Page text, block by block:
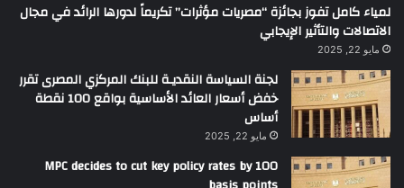
لمياء كامل تفوز بجائزة “مصريات مؤثرات” تكريماً لدورها الرائد في مجال
الاتصالات والتأثير الإيجابي
مايو 22, 2025
لجنة السياسة النقديـة للبنك المركزي المصرى تقرر
خفض أسعار العائد الأساسية بواقع 100 نقطة
أساس
مايو 22, 2025
MPC decides to cut key policy rates by 100